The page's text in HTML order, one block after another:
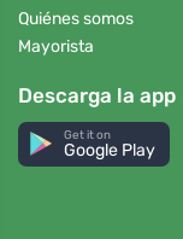
Quiénes somos
Mayorista
Descarga la app
Get it on
Google Play